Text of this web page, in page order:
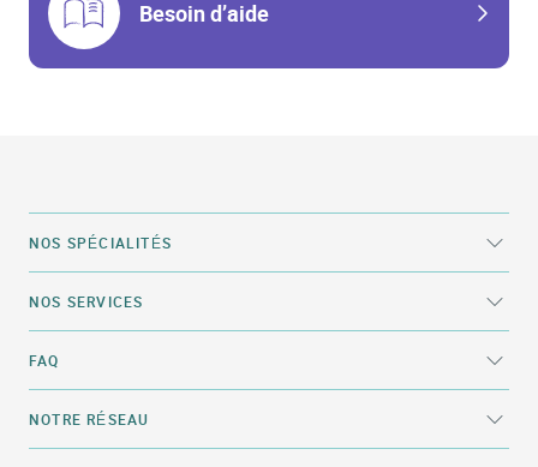
Besoin d’aide
NOS SPÉCIALITÉS
NOS SERVICES
FAQ
NOTRE RÉSEAU